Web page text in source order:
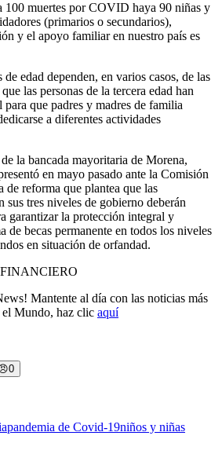
100 muertes por COVID haya 90 niñas y
(primarios o secundarios),
y el apoyo familiar en nuestro país es
edad dependen, en varios casos, de las
las personas de la tercera edad han
que padres y madres de familia
a diferentes actividades
la bancada mayoritaria de Morena,
en mayo pasado ante la Comisión
de reforma que plantea que las
sus tres niveles de gobierno deberán
garantizar la protección integral y
de becas permanente en todos los niveles
en situación de orfandad.
FINANCIERO
Mantente al día con las noticias más
Mundo, haz clic aquí
0
pandemia de Covid-19niños y niñas